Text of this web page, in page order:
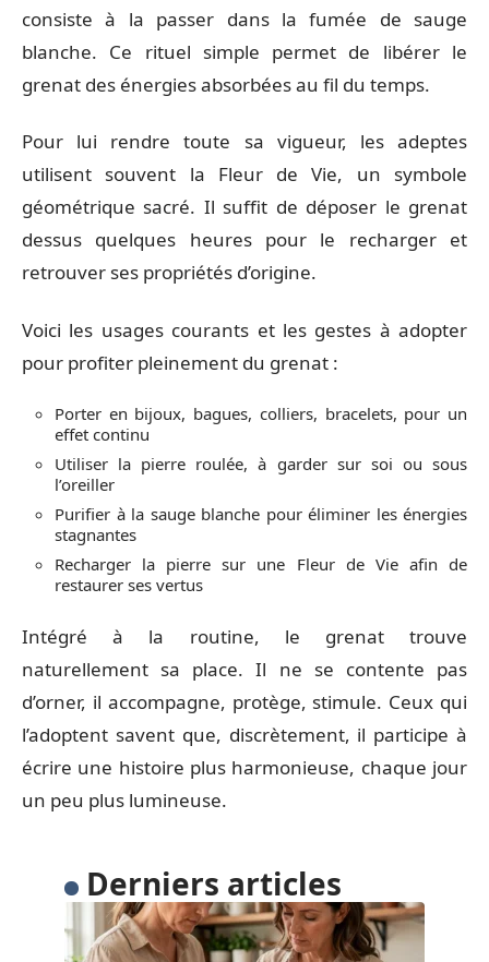
consiste à la passer dans la fumée de sauge
blanche. Ce rituel simple permet de libérer le
grenat des énergies absorbées au fil du temps.
Pour lui rendre toute sa vigueur, les adeptes
utilisent souvent la Fleur de Vie, un symbole
géométrique sacré. Il suffit de déposer le grenat
dessus quelques heures pour le recharger et
retrouver ses propriétés d’origine.
Voici les usages courants et les gestes à adopter
pour profiter pleinement du grenat :
Porter en bijoux, bagues, colliers, bracelets, pour un
effet continu
Utiliser la pierre roulée, à garder sur soi ou sous
l’oreiller
Purifier à la sauge blanche pour éliminer les énergies
stagnantes
Recharger la pierre sur une Fleur de Vie afin de
restaurer ses vertus
Intégré à la routine, le grenat trouve
naturellement sa place. Il ne se contente pas
d’orner, il accompagne, protège, stimule. Ceux qui
l’adoptent savent que, discrètement, il participe à
écrire une histoire plus harmonieuse, chaque jour
un peu plus lumineuse.
Derniers articles